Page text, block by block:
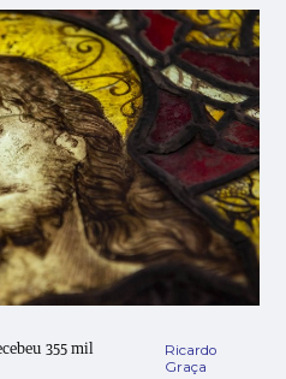
355 mil
Ricardo
Graça